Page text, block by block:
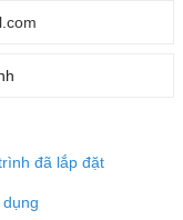
đã lắp đặt